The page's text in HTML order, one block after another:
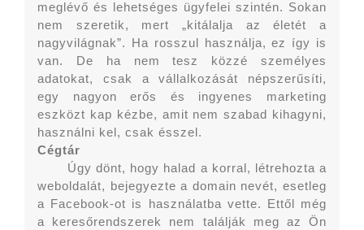
meglévő és lehetséges ügyfelei szintén. Sokan
nem szeretik, mert „kitálalja az életét a
nagyvilágnak”. Ha rosszul használja, ez így is
van. De ha nem tesz közzé személyes
adatokat, csak a vállalkozását népszerűsíti,
egy nagyon erős és ingyenes marketing
eszközt kap kézbe, amit nem szabad kihagyni,
használni kel, csak ésszel.
Cégtár
Úgy dönt, hogy halad a korral, létrehozta a
weboldalát, bejegyezte a domain nevét, esetleg
a Facebook-ot is használatba vette. Ettől még
a keresőrendszerek nem találják meg az Ön